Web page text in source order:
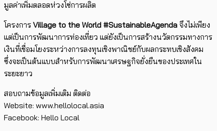
มูลค่าเพิ่มตลอดห่วงโซ่การผลิต
โครงการ Village to the World #SustainableAgenda จึงไม่เพียง
แต่เป็นการพัฒนาการท่องเที่ยว แต่ยังเป็นการสร้างนวัตกรรมทางการ
เงินที่เชื่อมโยงระหว่างการลงทุนเชิงพาณิชย์กับผลกระทบเชิงสังคม
ซึ่งจะเป็นต้นแบบสำหรับการพัฒนาเศรษฐกิจยั่งยืนของประเทศใน
ระยะยาว
สอบถามข้อมูลเพิ่มเติม ติดต่อ
Website: www.hellolocal.asia
Facebook: Hello Local